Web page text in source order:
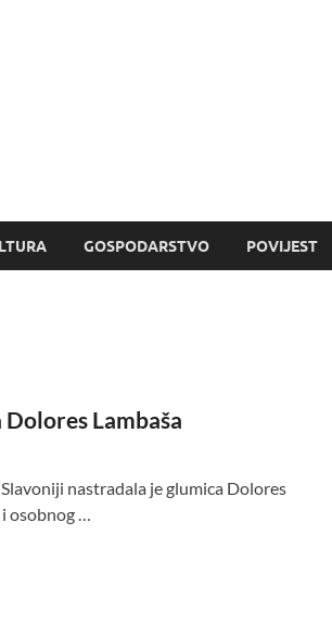
GOSPODARSTVO POVIJEST
Lambaša
nastradala je glumica Dolores
osobnog …